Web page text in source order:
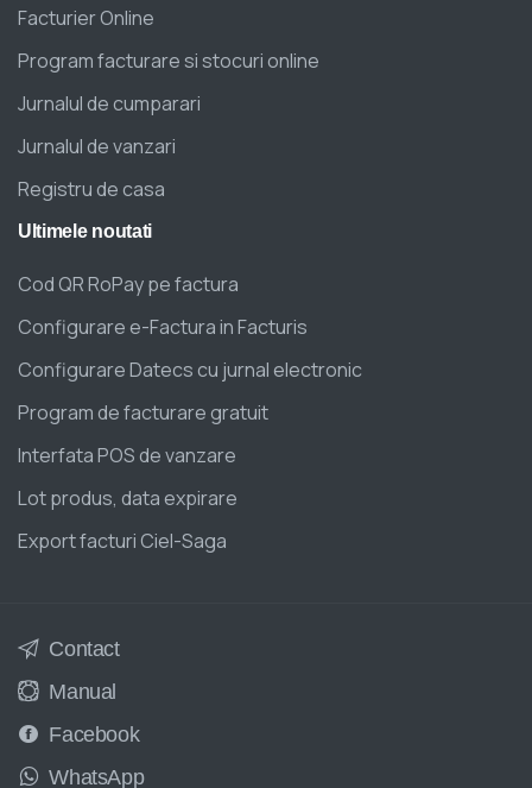
Facturier Online
Program facturare si stocuri online
Jurnalul de cumparari
Jurnalul de vanzari
Registru de casa
Ultimele noutati
Cod QR RoPay pe factura
Configurare e-Factura in Facturis
Configurare Datecs cu jurnal electronic
Program de facturare gratuit
Interfata POS de vanzare
Lot produs, data expirare
Export facturi Ciel-Saga
Contact
Manual
Facebook
WhatsApp